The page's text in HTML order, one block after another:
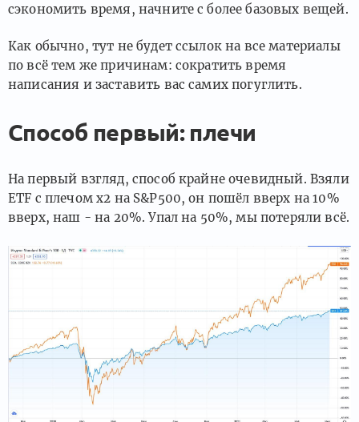
сэкономить время, начните с более базовых вещей.
Как обычно, тут не будет ссылок на все материалы
по всё тем же причинам: сократить время
написания и заставить вас самих погуглить.
Способ первый: плечи
На первый взгляд, способ крайне очевидный. Взяли
ETF с плечом х2 на S&P500, он пошёл вверх на 10%
вверх, наш - на 20%. Упал на 50%, мы потеряли всё.